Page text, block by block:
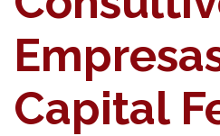
Capital